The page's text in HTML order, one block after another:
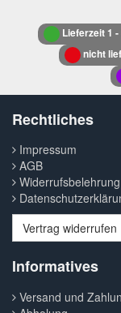
Lieferzeit 1
nicht
Rechtliches
Impressum
AGB
Widerrufsbelehrung
Vertrag widerrufen
Informatives
Versand und